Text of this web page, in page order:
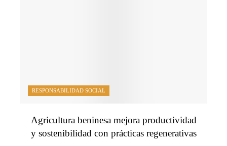
RESPONSABILIDAD SOCIAL
Agricultura beninesa mejora productividad
y sostenibilidad con prácticas regenerativas